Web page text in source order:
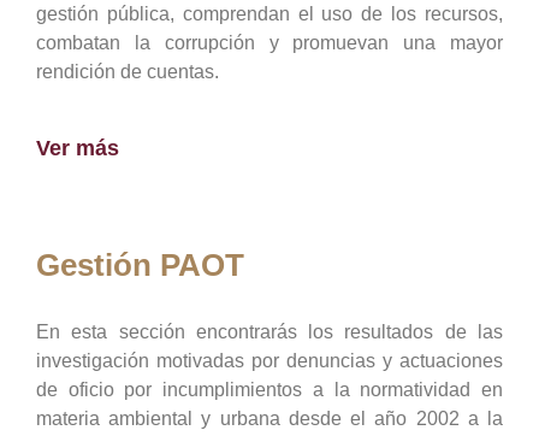
gestión pública, comprendan el uso de los recursos,
combatan la corrupción y promuevan una mayor
rendición de cuentas.
Ver más
Gestión PAOT
En esta sección encontrarás los resultados de las
investigación motivadas por denuncias y actuaciones
de oficio por incumplimientos a la normatividad en
materia ambiental y urbana desde el año 2002 a la